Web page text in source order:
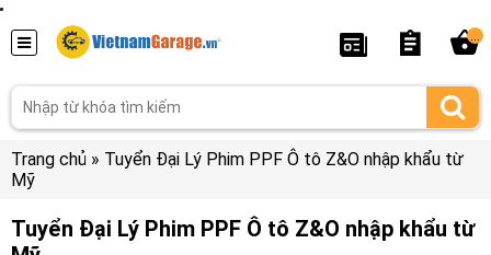
Trang chủ » Tuyển Đại Lý Phim PPF Ô tô Z&O nhập khẩu từ
Mỹ
Tuyển Đại Lý Phim PPF Ô tô Z&O nhập khẩu từ